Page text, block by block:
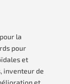
la
pour
et
inventeur de